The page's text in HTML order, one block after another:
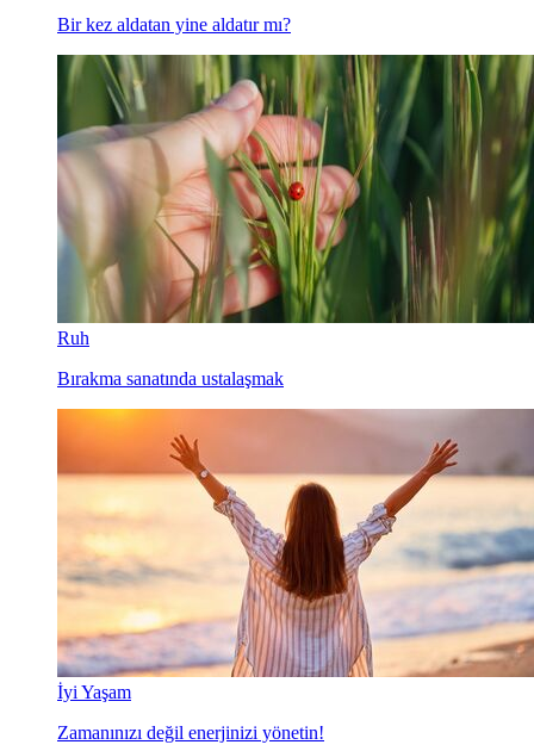
Bir kez aldatan yine aldatır mı?
Ruh
Bırakma sanatında ustalaşmak
İyi Yaşam
Zamanınızı değil enerjinizi yönetin!